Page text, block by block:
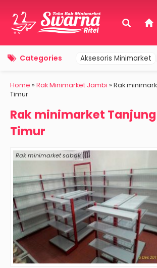
Categories Aksesoris Minimarket
Home » Rak Minimarket Jambi » Rak
Timur
Rak minimarket
Timur
Rak minimarket sabak